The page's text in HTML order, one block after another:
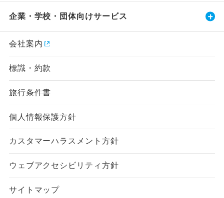
企業・学校・団体向けサービス
会社案内
標識・約款
旅行条件書
個人情報保護方針
カスタマーハラスメント方針
ウェブアクセシビリティ方針
サイトマップ